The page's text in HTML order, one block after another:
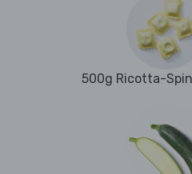
500g Ricotta-